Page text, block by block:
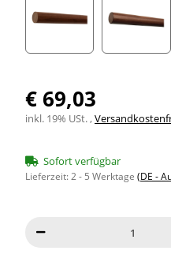
€ 69,03
inkl. 19% USt. ,
Sofort verfügbar
Lieferzeit:2 - 5 Werktage (DE -